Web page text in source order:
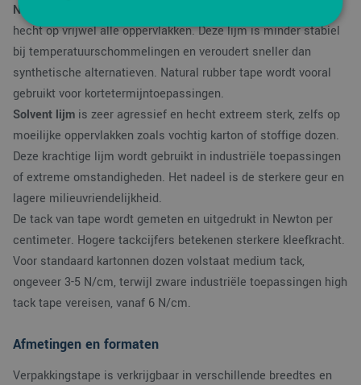
Natural rubber lijm
hecht op vrijwel alle oppervlakken. Deze lijm is minder stabiel
bij temperatuurschommelingen en veroudert sneller dan
synthetische alternatieven. Natural rubber tape wordt vooral
gebruikt voor kortetermijntoepassingen.
Solvent lijm is zeer agressief en hecht extreem sterk, zelfs op
moeilijke oppervlakken zoals vochtig karton of stoffige dozen.
Deze krachtige lijm wordt gebruikt in industriële toepassingen
of extreme omstandigheden. Het nadeel is de sterkere geur en
lagere milieuvriendelijkheid.
De tack van tape wordt gemeten en uitgedrukt in Newton per
centimeter. Hogere tackcijfers betekenen sterkere kleefkracht.
Voor standaard kartonnen dozen volstaat medium tack,
ongeveer 3-5 N/cm, terwijl zware industriële toepassingen high
tack tape vereisen, vanaf 6 N/cm.
Afmetingen en formaten
Verpakkingstape is verkrijgbaar in verschillende breedtes en
Strikt noodzakelijk Prestatie
Targeting
Strikt noodzakelijke cookies maken de
kernfunctionaliteiten van de website mogelijk, zoals
gebruikersaanmelding en accountbeheer. De
website kan niet goed worden gebruikt zonder de
strikt noodzakelijke cookies.
Naam
PHPSESSID
PHP.net
www.verpakking.nl
Sessie